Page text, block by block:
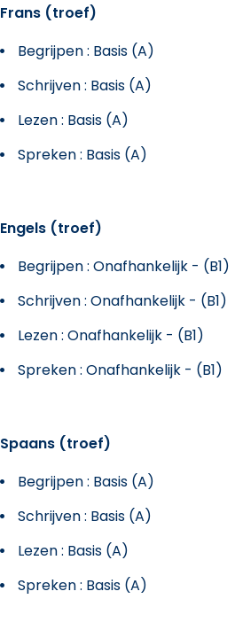
Frans (troef)
Begrijpen : Basis (A)
Schrijven : Basis (A)
Lezen : Basis (A)
Spreken : Basis (A)
Engels (troef)
Begrijpen : Onafhankelijk - (B1)
Schrijven : Onafhankelijk - (B1)
Lezen : Onafhankelijk - (B1)
Spreken : Onafhankelijk - (B1)
Spaans (troef)
Begrijpen : Basis (A)
Schrijven : Basis (A)
Lezen : Basis (A)
Spreken : Basis (A)